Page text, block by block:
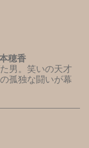
穂香
男。笑いの天才
孤独な闘いが幕